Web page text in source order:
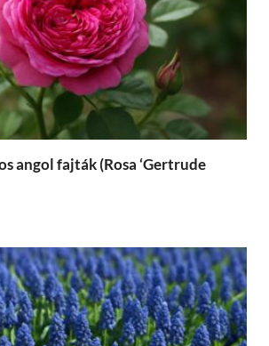
angol fajták (Rosa ‘Gertrude